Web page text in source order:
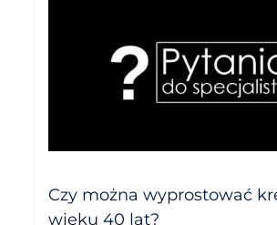
Czy można wyprostować
wieku 40 lat?